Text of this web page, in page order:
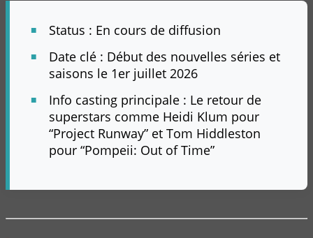
Status : En cours de diffusion
Date clé : Début des nouvelles séries et
saisons le 1er juillet 2026
Info casting principale : Le retour de
superstars comme Heidi Klum pour
“Project Runway” et Tom Hiddleston
pour “Pompeii: Out of Time”